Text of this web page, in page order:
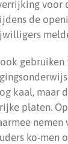
voor
de
kaal, maar
platen.
ko-men